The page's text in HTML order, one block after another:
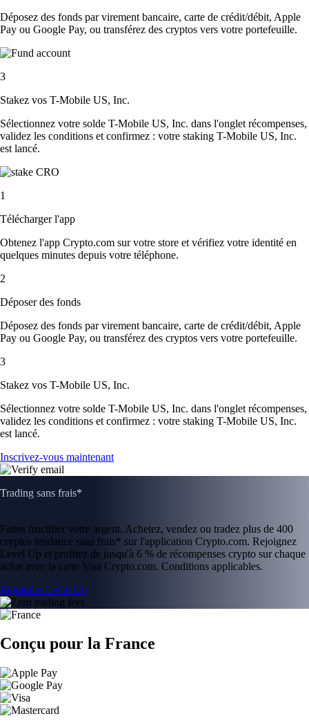
Déposez des fonds par virement bancaire, carte de crédit/débit, Apple
Pay ou Google Pay, ou transférez des cryptos vers votre portefeuille.
3
Stakez vos T-Mobile US, Inc.
Sélectionnez votre solde T-Mobile US, Inc. dans l'onglet récompenses,
validez les conditions et confirmez : votre staking T-Mobile US, Inc.
est lancé.
1
Télécharger l'app
Obtenez l'app Crypto.com sur votre store et vérifiez votre identité en
quelques minutes depuis votre téléphone.
2
Déposer des fonds
Déposez des fonds par virement bancaire, carte de crédit/débit, Apple
Pay ou Google Pay, ou transférez des cryptos vers votre portefeuille.
3
Stakez vos T-Mobile US, Inc.
Sélectionnez votre solde T-Mobile US, Inc. dans l'onglet récompenses,
validez les conditions et confirmez : votre staking T-Mobile US, Inc.
est lancé.
Inscrivez-vous maintenant
Trading sans frais*
Faites fructifier votre argent. Achetez, vendez ou tradez plus de 400
cryptos tendance sans frais* sur l'application Crypto.com. Rejoignez
Level Up et profitez de jusqu'à 6 % de récompenses crypto sur chaque
achat avec la carte Visa Crypto.com. Conditions applicables.
Rejoindre Level Up
Conçu pour la France